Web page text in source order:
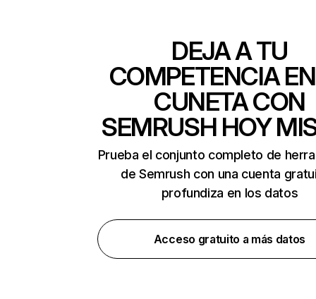
DEJA A TU
COMPETENCIA
CUNETA CON
SEMRUSH HOY
Prueba el conjunto completo de
de Semrush con una cuenta
profundiza en los datos
Acceso gratuito a más datos